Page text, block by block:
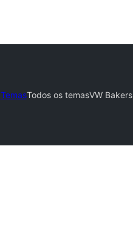
TemasTodos os temasVW Bakers